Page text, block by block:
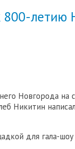
800-летию
Новгорода на
Никитин
для гала-шоу